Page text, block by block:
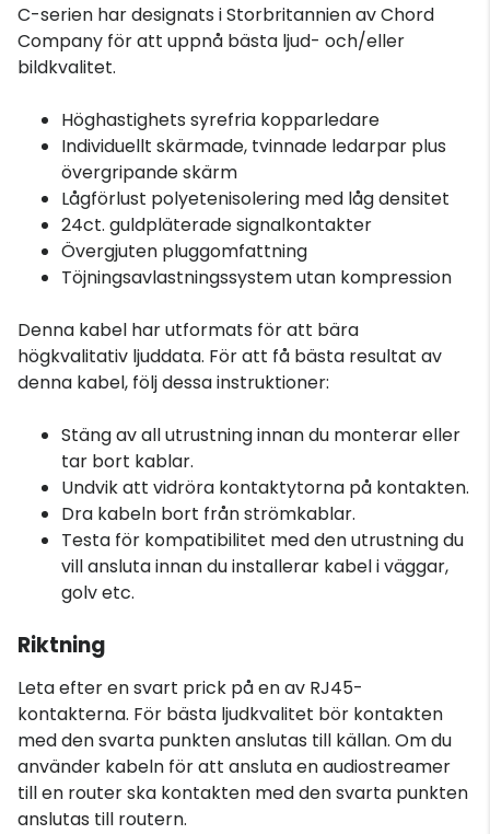
C-serien har designats i Storbritannien av Chord
Company för att uppnå bästa ljud- och/eller
bildkvalitet.
Höghastighets syrefria kopparledare
Individuellt skärmade, tvinnade ledarpar plus
övergripande skärm
Lågförlust polyetenisolering med låg densitet
24ct. guldpläterade signalkontakter
Övergjuten pluggomfattning
Töjningsavlastningssystem utan kompression
Denna kabel har utformats för att bära
högkvalitativ ljuddata. För att få bästa resultat av
denna kabel, följ dessa instruktioner:
Stäng av all utrustning innan du monterar eller
tar bort kablar.
Undvik att vidröra kontaktytorna på kontakten.
Dra kabeln bort från strömkablar.
Testa för kompatibilitet med den utrustning du
vill ansluta innan du installerar kabel i väggar,
golv etc.
Riktning
Leta efter en svart prick på en av RJ45-
kontakterna. För bästa ljudkvalitet bör kontakten
med den svarta punkten anslutas till källan. Om du
använder kabeln för att ansluta en audiostreamer
till en router ska kontakten med den svarta punkten
anslutas till routern.